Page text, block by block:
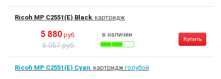
Ricoh MP C2551(E) Black, картридж
5 880 руб.
6 057 руб.
в наличии
Купить
Ricoh MP C2551(E) Cyan, картридж голубой